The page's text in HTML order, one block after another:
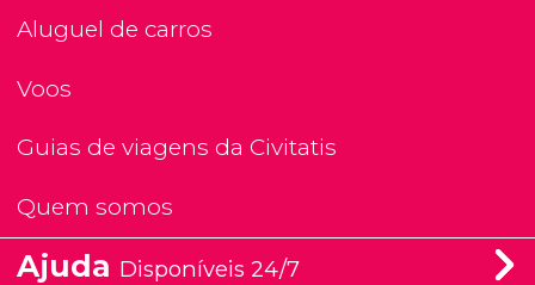
Aluguel de carros
Voos
Guias de viagens da Civitatis
Quem somos
Ajuda Disponíveis 24/7